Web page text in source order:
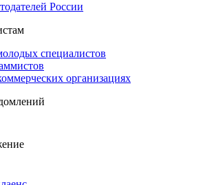
России
специалистов
организациях